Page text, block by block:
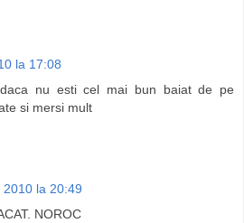
la 17:08
nu esti cel mai bun baiat de pe
si mersi mult
2010 la 20:49
NOROC